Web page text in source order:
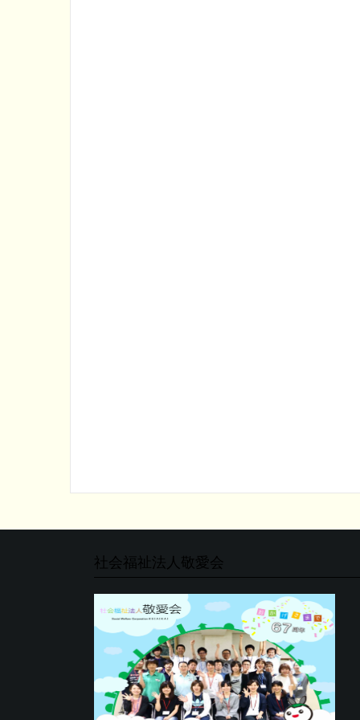
社会福祉法人敬愛会